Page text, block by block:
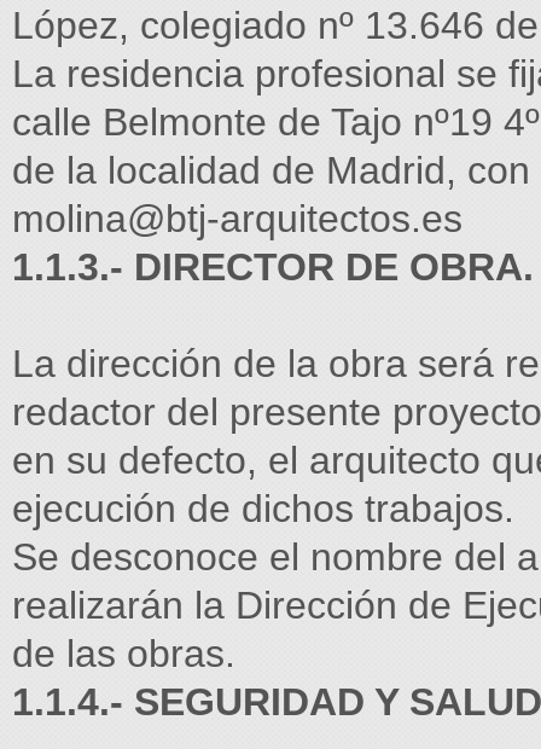
López, colegiado nº 13.646
La residencia profesional se
calle Belmonte de Tajo nº19
de la localidad de Madrid,
molina@btj-arquitectos.es
1.1.3.- DIRECTOR DE OBRA.
La dirección de la obra será
redactor del presente
en su defecto, el arquitecto
ejecución de dichos trabajos.
Se desconoce el nombre del
realizarán la Dirección de
de las obras.
1.1.4.- SEGURIDAD Y